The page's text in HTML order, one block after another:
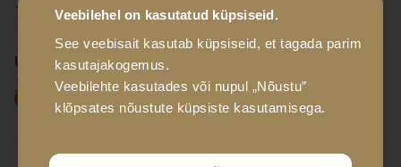
Veebilehel on kasutatud küpsiseid.
See veebisait kasutab küpsiseid, et tagada parim
kasutajakogemus.
Veebilehte kasutades või nupul „Nõustu”
klõpsates nõustute küpsiste kasutamisega.
panka
Usaldusväärsed tarnevisiid